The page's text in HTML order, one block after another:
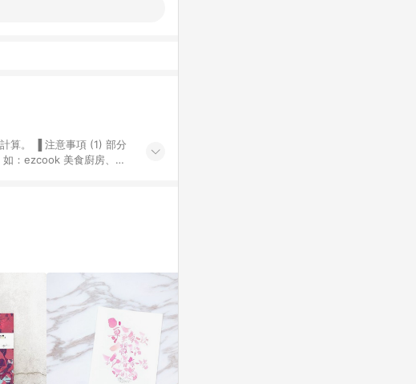
：ezcook 美食廚房、樂
準。 (6) 導購訂
市場網站公告為準。